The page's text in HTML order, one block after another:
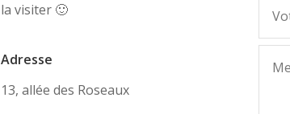
la visiter 🙂
Adresse
13, allée des Roseaux